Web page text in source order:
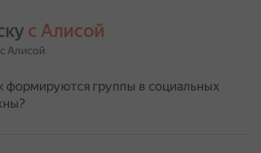
с Алисой
Алисой
формируются группы в социальных